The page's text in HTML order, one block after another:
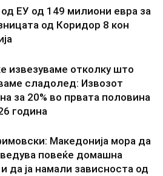
од ЕУ од 149 милиони евра за
од Коридор 8 кон
извезуваме отколку што
сладолед: Извозот
за 20% во првата половина
година
Македонија мора да
повеќе домашна
да ја намали зависноста од